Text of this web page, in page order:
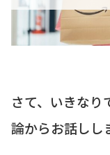
さて、いきなり
論からお話しし